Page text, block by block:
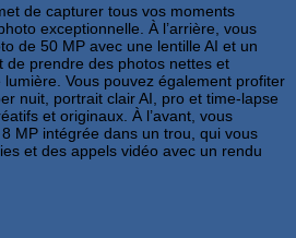
de capturer tous vos moments
exceptionnelle. À l’arrière, vous
de 50 MP avec une lentille AI et un
de prendre des photos nettes et
Vous pouvez également profiter
nuit, portrait clair AI, pro et time-lapse
et originaux. À l’avant, vous
MP intégrée dans un trou, qui vous
et des appels vidéo avec un rendu